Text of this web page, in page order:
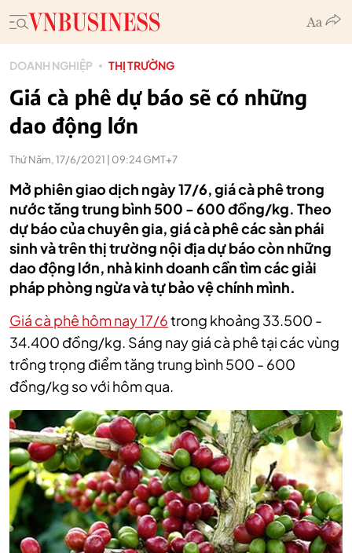
DOANH NGHIỆP THỊ TRƯỜNG
Giá cà phê dự báo sẽ có những
dao động lớn
Thứ Năm, 17/6/2021 | 09:24 GMT+7
Mở phiên giao dịch ngày 17/6, giá cà phê trong
nước tăng trung bình 500 - 600 đồng/kg. Theo
dự báo của chuyên gia, giá cà phê các sàn phái
sinh và trên thị trường nội địa dự báo còn những
dao động lớn, nhà kinh doanh cần tìm các giải
pháp phòng ngừa và tự bảo vệ chính mình.
Giá cà phê hôm nay 17/6trong khoảng 33.500 -
34.400 đồng/kg. Sáng nay giá cà phê tại các vùng
trồng trọng điểm tăng trung bình 500 - 600
đồng/kg so với hôm qua.